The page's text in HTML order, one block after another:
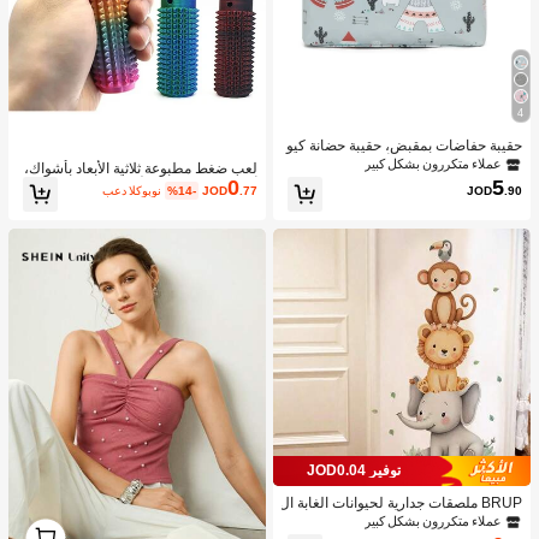
4
حقيبة حفاضات بمقبض، حقيبة حضانة كيو
ت صغيرة للمستشفى أو للسفر، حقيبة ك
تف للأم والأب متعددة الوظائف لتخزين ال
حفاضات والمناديل المبللة والألعاب، لاست
عملاء متكررون بشكل كبير
JOD5.90
توفير JOD0.04
BRUP ملصقات جدارية لحيوانات الغابة ال
جميلة المائية - ملصقات لاصقة ذاتية اللص
عملاء متكررون بشكل كبير
لعب ضغط مطبوعة ثلاثية الأبعاد بأشواك،
ألعاب إغاثة ضغط للأعمار 14+
JOD0.77
%14- بعد الكوبون
1